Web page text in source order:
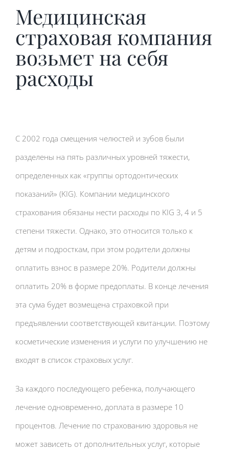
Медицинская
страховая компания
возьмет на себя
расходы
С 2002 года смещения челюстей и зубов были
разделены на пять различных уровней тяжести,
определенных как «группы ортодонтических
показаний» (KIG). Компании медицинского
страхования обязаны нести расходы по KIG 3, 4 и 5
степени тяжести. Однако, это относится только к
детям и подросткам, при этом родители должны
оплатить взнос в размере 20%. Родители должны
оплатить 20% в форме предоплаты. В конце лечения
эта сума будет возмещена страховкой при
предъявлении соответствующей квитанции. Поэтому
косметические изменения и услуги по улучшению не
входят в список страховых услуг.
За каждого последующего ребенка, получающего
лечение одновременно, доплата в размере 10
процентов. Лечение по страхованию здоровья не
может зависеть от дополнительных услуг, которые